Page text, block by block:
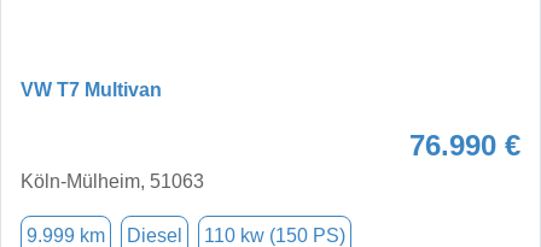
VW T7 Multivan
76.990 €
Köln-Mülheim, 51063
9.999 km Diesel 110 kw (150 PS)